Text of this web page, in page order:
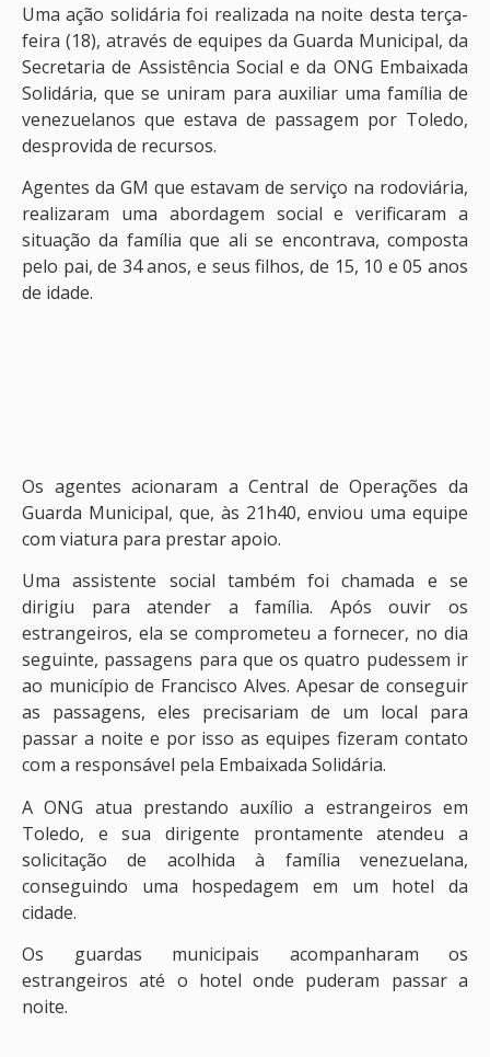
Uma ação solidária foi realizada na noite desta terça-
feira (18), através de equipes da Guarda Municipal, da
Secretaria de Assistência Social e da ONG Embaixada
Solidária, que se uniram para auxiliar uma família de
venezuelanos que estava de passagem por Toledo,
desprovida de recursos.
Agentes da GM que estavam de serviço na rodoviária,
realizaram uma abordagem social e verificaram a
situação da família que ali se encontrava, composta
pelo pai, de 34 anos, e seus filhos, de 15, 10 e 05 anos
de idade.
Os agentes acionaram a Central de Operações da
Guarda Municipal, que, às 21h40, enviou uma equipe
com viatura para prestar apoio.
Uma assistente social também foi chamada e se
dirigiu para atender a família. Após ouvir os
estrangeiros, ela se comprometeu a fornecer, no dia
seguinte, passagens para que os quatro pudessem ir
ao município de Francisco Alves. Apesar de conseguir
as passagens, eles precisariam de um local para
passar a noite e por isso as equipes fizeram contato
com a responsável pela Embaixada Solidária.
A ONG atua prestando auxílio a estrangeiros em
Toledo, e sua dirigente prontamente atendeu a
solicitação de acolhida à família venezuelana,
conseguindo uma hospedagem em um hotel da
cidade.
Os guardas municipais acompanharam os
estrangeiros até o hotel onde puderam passar a
noite.